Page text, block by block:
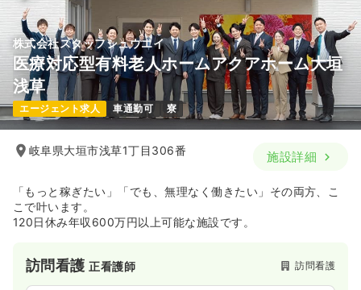
株式会社スタッフシュウエイ
医療対応型有料老人ホームアクアホーム大垣
浅草
エージェント求人 車通勤可 寮
岐阜県大垣市浅草1丁目306番 施設詳細
「もっと稼ぎたい」「でも、無理なく働きたい」その両方、こ
こで叶います。
120日休み年収600万円以上可能な施設です。
訪問看護正看護師 訪問看護